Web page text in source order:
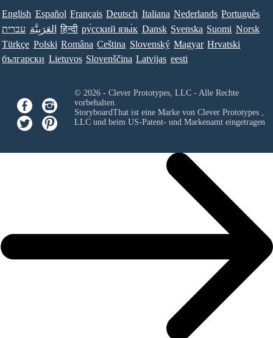
English Español Français Deutsch Italiana Nederlands Português
עברית العَرَبِيَّة हिन्दी ру́сский язы́к Dansk Svenska Suomi Norsk
Türkçe Polski Româna Ceština Slovenský Magyar Hrvatski
български Lietuvos Slovenščina Latvijas eesti
© 2026 - Clever Prototypes, LLC - Alle Rechte
vorbehalten.
StoryboardThat ist eine Marke von Clever Prototypes ,
LLCund beim US-Patent- und Markenamt eingetragen